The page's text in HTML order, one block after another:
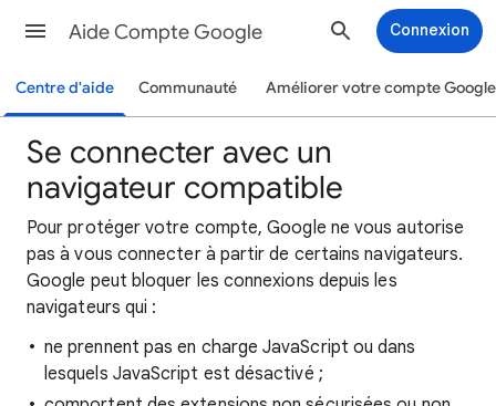
Aide Compte Google Connexion
Centre d'aide Communauté Améliorer votre compte Google
Se connecter avec un
navigateur compatible
Pour protéger votre compte, Google ne vous autorise
pas à vous connecter à partir de certains navigateurs.
Google peut bloquer les connexions depuis les
navigateurs qui :
ne prennent pas en charge JavaScript ou dans
lesquels JavaScript est désactivé ;